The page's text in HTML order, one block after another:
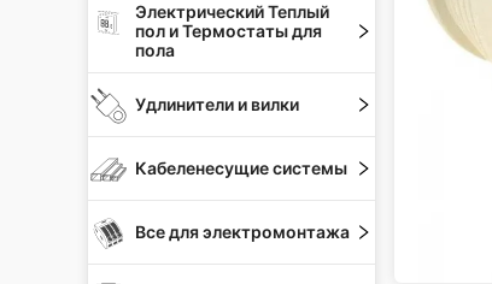
Электрический Теплый
пол и Термостаты для
пола
Удлинители и вилки
Кабеленесущие системы
Все для электромонтажа